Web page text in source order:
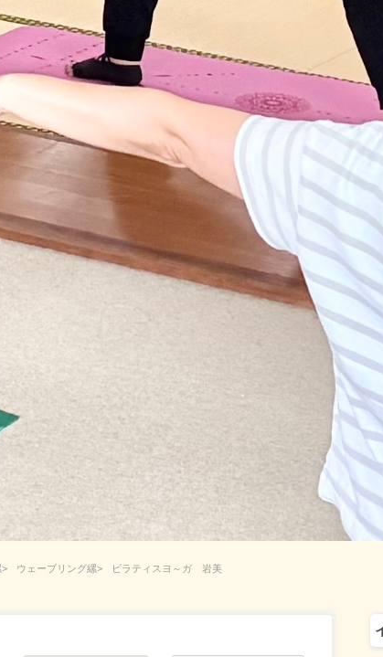
ウェーブリング ピラティスヨ～ガ 岩美